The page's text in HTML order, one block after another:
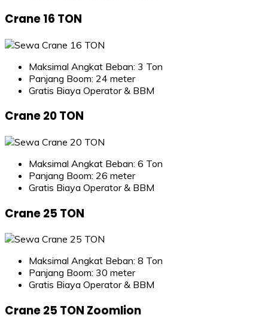
Crane 16 TON
Maksimal Angkat Beban: 3 Ton
Panjang Boom: 24 meter
Gratis Biaya Operator & BBM
Crane 20 TON
Maksimal Angkat Beban: 6 Ton
Panjang Boom: 26 meter
Gratis Biaya Operator & BBM
Crane 25 TON
Maksimal Angkat Beban: 8 Ton
Panjang Boom: 30 meter
Gratis Biaya Operator & BBM
Crane 25 TON Zoomlion